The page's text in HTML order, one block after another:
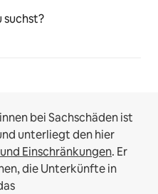
suchst?
bei Sachschäden ist
unterliegt den hier
Einschränkungen. Er
die Unterkünfte in